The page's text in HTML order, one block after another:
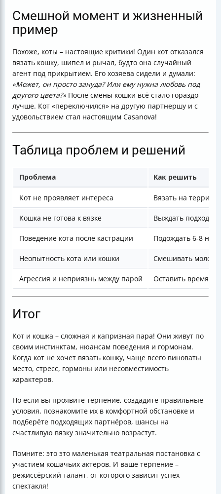
Смешной момент и жизненный
пример
Похоже, коты – настоящие критики! Один кот отказался
вязать кошку, шипел и рычал, будто она случайный
агент под прикрытием. Его хозяева сидели и думали:
«Может, он просто зануда? Или ему нужна любовь под
другого цвета?»После смены кошки всё стало гораздо
лучше. Кот «переключился» на другую партнершу и с
удовольствием стал настоящим Casanova!
Таблица проблем и решений
Проблема Как решить
Кот не проявляет интереса Вязать на
Кошка не готова к вязке Выждать
Поведение кота после кастрации Подождать 6-8
Неопытность кота или кошки Смешивать
Агрессия и неприязнь между парой Оставить время
Итог
Кот и кошка – сложная и капризная пара! Они живут по
своим инстинктам, нюансам поведения и гормонам.
Когда кот не хочет вязать кошку, чаще всего виноваты
место, стресс, гормоны или несовместимость
характеров.
Но если вы проявите терпение, создадите правильные
условия, познакомите их в комфортной обстановке и
подберёте подходящих партнёров, шансы на
счастливую вязку значительно возрастут.
Помните: это это маленькая театральная постановка с
участием кошачьих актеров. И ваше терпение –
режиссёрский талант, от которого зависит успех
спектакля!